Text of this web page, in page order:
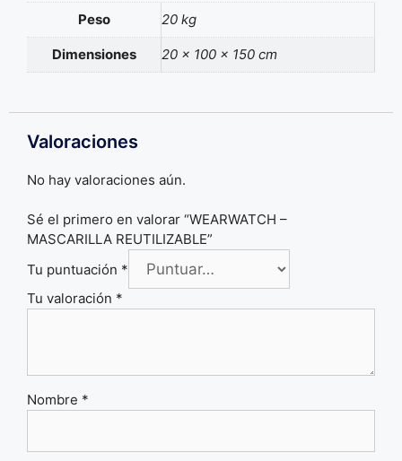
Peso 20 kg
Dimensiones 20 × 100 × 150 cm
Valoraciones
No hay valoraciones aún.
Sé el primero en valorar “WEARWATCH –
MASCARILLA REUTILIZABLE”
Tu puntuación *
Tu valoración *
Nombre *